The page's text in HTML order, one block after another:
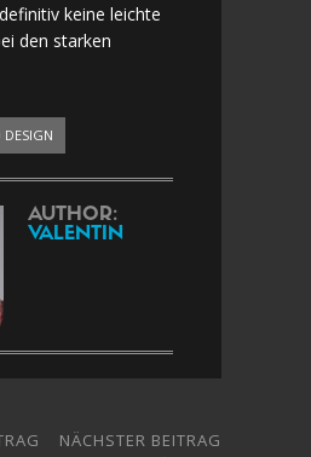
keine leichte
den starken
DESIGN
AUTHOR:
VALENTIN
NÄCHSTER BEITRAG